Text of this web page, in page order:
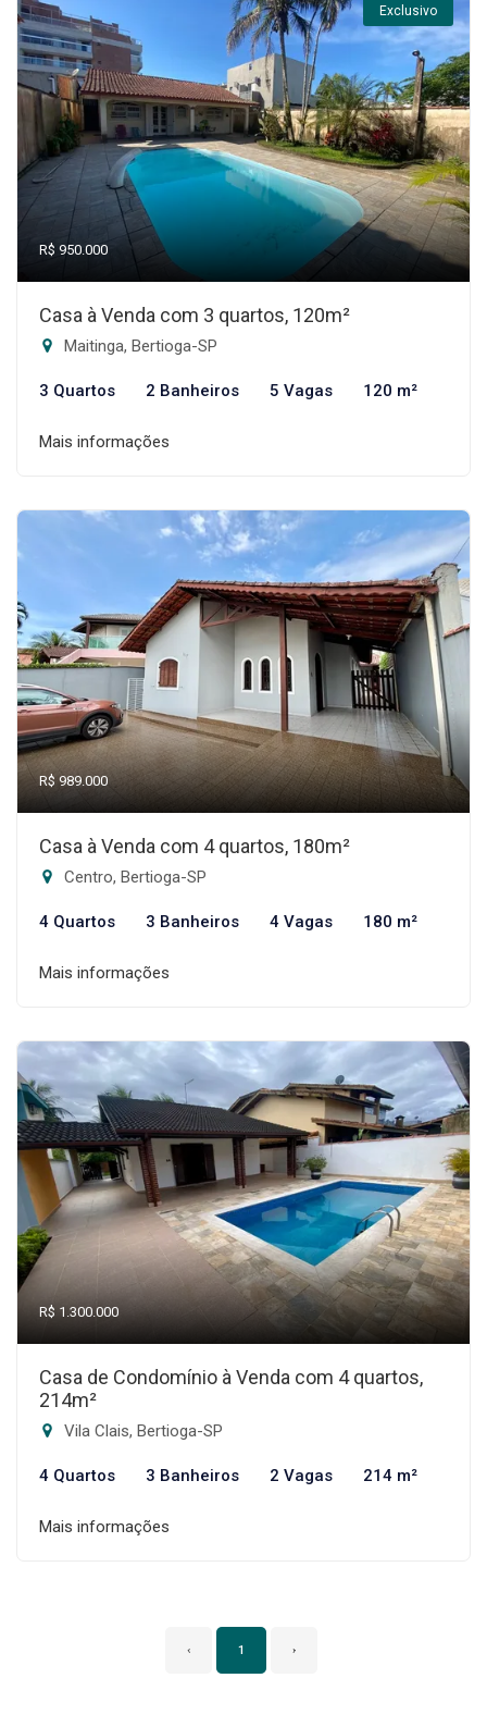
Exclusivo
R$ 950.000
Casa à Venda com 3 quartos, 120m²
Maitinga, Bertioga-SP
3 Quartos 2 Banheiros 5 Vagas 120 m²
Mais informações
R$ 989.000
Casa à Venda com 4 quartos, 180m²
Centro, Bertioga-SP
4 Quartos 3 Banheiros 4 Vagas 180 m²
Mais informações
R$ 1.300.000
Casa de Condomínio à Venda com 4 quartos,
214m²
Vila Clais, Bertioga-SP
4 Quartos 3 Banheiros 2 Vagas 214 m²
Mais informações
‹ 1 ›